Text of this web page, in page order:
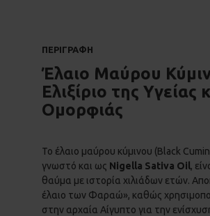
ΠΕΡΙΓΡΑΦΗ
Έλαιο Μαύρου
Ελιξίριο της Υγείας
Ομορφιάς
Το έλαιο μαύρου κύμινου (Black
γνωστό και ως Nigella Sativa Oil,
θαύμα με ιστορία χιλιάδων ετών.
έλαιο των Φαραώ», καθώς
στην αρχαία Αίγυπτο για την